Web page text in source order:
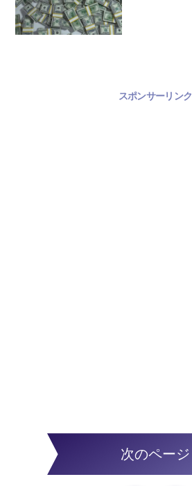
スポンサーリンク
次のページ